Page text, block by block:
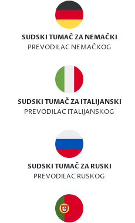
SUDSKI TUMAČ ZA NEMAČKI
PREVODILAC NEMAČKOG
SUDSKI TUMAČ ZA ITALIJANSKI
PREVODILAC ITALIJANSKOG
SUDSKI TUMAČ ZA RUSKI
PREVODILAC RUSKOG